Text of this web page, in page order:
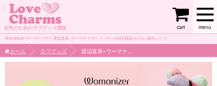
女性のためのラブグッズ通販 menu
cart
Womanizer ウーマナイザー 渡辺直美×ウーマナイザー リバティ2 特別限定モデル | 吸引バイブ
ホーム ラブグッズ